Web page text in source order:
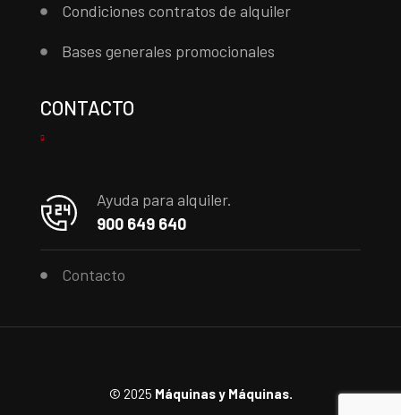
Condiciones contratos de alquiler
Bases generales promocionales
CONTACTO
Ayuda para alquiler.
900 649 640
Contacto
© 2025 Máquinas y Máquinas.